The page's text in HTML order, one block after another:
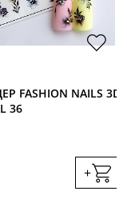
FASHION NAILS 3D
36
+